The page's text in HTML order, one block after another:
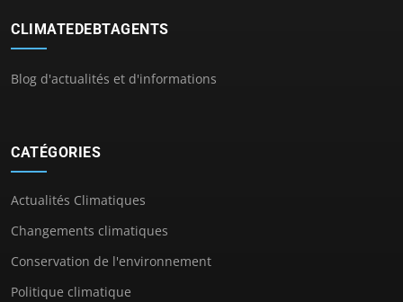
CLIMATEDEBTAGENTS
Blog d'actualités et d'informations
CATÉGORIES
Actualités Climatiques
Changements climatiques
Conservation de l'environnement
Politique climatique